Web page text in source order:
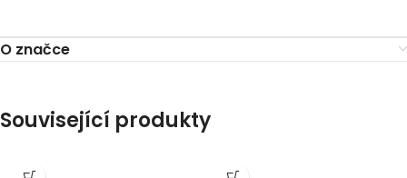
O značce
Související produkty